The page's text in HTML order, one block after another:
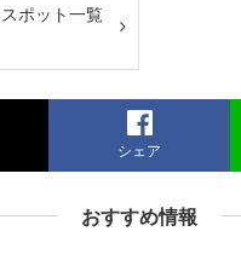
ポット一覧
シェア
おすすめ情報